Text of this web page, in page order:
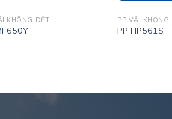
KHÔNG DỆT PP VẢI KHÔNG
PP HP561S